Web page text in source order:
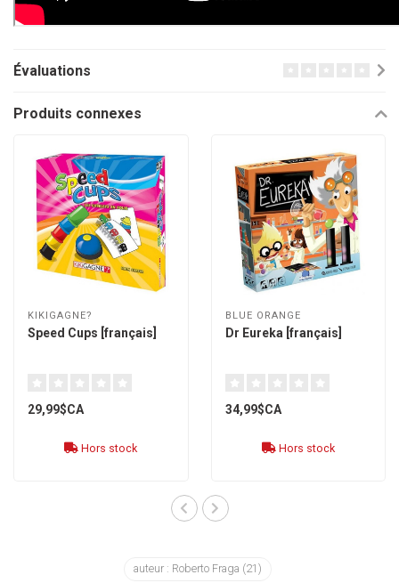
Évaluations
Produits connexes
KIKIGAGNE?
Speed Cups [français]
29,99$CA
Hors stock
BLUE ORANGE
Dr Eureka [français]
34,99$CA
Hors stock
auteur : Roberto Fraga (21)